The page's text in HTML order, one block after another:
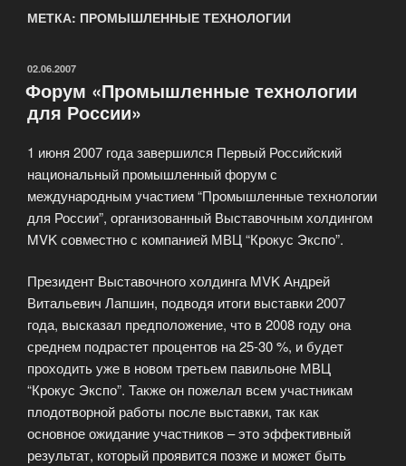
МЕТКА: ПРОМЫШЛЕННЫЕ ТЕХНОЛОГИИ
ОПУБЛИКОВАНО
02.06.2007
Форум «Промышленные технологии
для России»
1 июня 2007 года завершился Первый Российский
национальный промышленный форум с
международным участием “Промышленные технологии
для России”, организованный Выставочным холдингом
MVK совместно с компанией МВЦ “Крокус Экспо”.
Президент Выставочного холдинга MVK Андрей
Витальевич Лапшин, подводя итоги выставки 2007
года, высказал предположение, что в 2008 году она
среднем подрастет процентов на 25-30 %, и будет
проходить уже в новом третьем павильоне МВЦ
“Крокус Экспо”. Также он пожелал всем участникам
плодотворной работы после выставки, так как
основное ожидание участников – это эффективный
результат, который проявится позже и может быть